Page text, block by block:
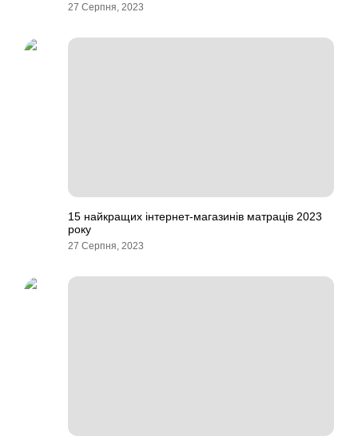
27 Серпня, 2023
15 найкращих інтернет-магазинів матраців 2023
року
27 Серпня, 2023